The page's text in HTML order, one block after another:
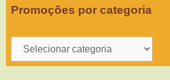
Promoções por categoria
Promoções
por